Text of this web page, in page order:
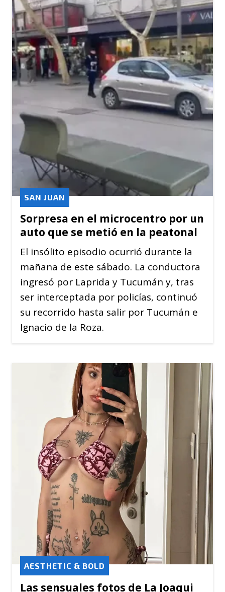
Sorpresa en el microcentro por un
auto que se metió en la peatonal
SAN JUAN
El insólito episodio ocurrió durante la
mañana de este sábado. La conductora
ingresó por Laprida y Tucumán y, tras
ser interceptada por policías, continuó
su recorrido hasta salir por Tucumán e
Ignacio de la Roza.
Las sensuales fotos de La Joaqui
AESTHETIC & BOLD